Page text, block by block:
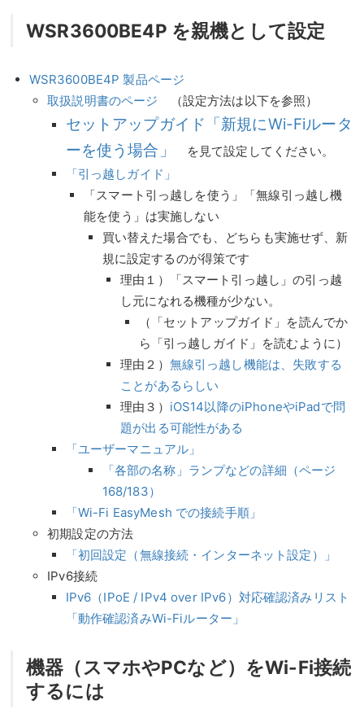
WSR3600BE4P を親機として設定
WSR3600BE4P 製品ページ
取扱説明書のページ （設定方法は以下を参照）
セットアップガイド「新規にWi-Fiルータ
ーを使う場合」
を見て設定してください。
「引っ越しガイド」
「スマート引っ越しを使う」「無線引っ越し機
能を使う」は実施しない
買い替えた場合でも、どちらも実施せず、新
規に設定するのが得策です
理由１）「スマート引っ越し」の引っ越
し元になれる機種が少ない。
（「セットアップガイド」を読んでか
ら「引っ越しガイド」を読むように）
理由２） 無線引っ越し機能は、失敗する
ことがあるらしい
理由３） iOS14以降のiPhoneやiPadで問
題が出る可能性がある
「ユーザーマニュアル」
「各部の名称」ランプなどの詳細（ページ
168/183）
「Wi-Fi EasyMesh での接続手順」
初期設定の方法
「初回設定（無線接続・インターネット設定）」
IPv6接続
IPv6（IPoE / IPv4 over IPv6）対応確認済みリスト
「動作確認済みWi-Fiルーター」
機器（スマホやPCなど）をWi-Fi接続
するには